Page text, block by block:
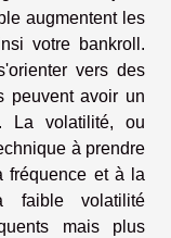
augmentent les
votre bankroll.
vers des
peuvent avoir un
La volatilité, ou
à prendre
fréquence et à la
volatilité
mais plus